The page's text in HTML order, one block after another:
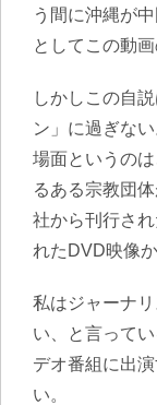
う間に沖縄が
としてこの動
しかしこの自
ン」に過ぎな
場面というの
るある宗教団
社から刊行さ
れたDVD映像
私はジャーナ
い、と言って
デオ番組に出
い。